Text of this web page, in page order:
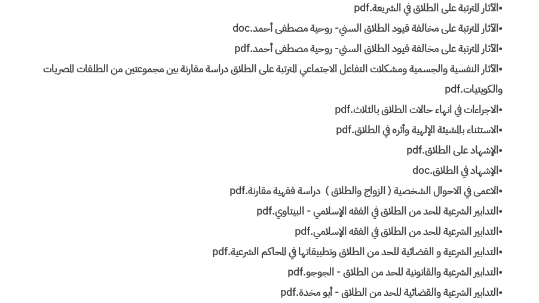
•الآثار المترتبة على الطلاق في الشريعة.pdf
•الآثار المترتبة على مخالفة قيود الطلاق السني- روحية مصطفى أحمد.doc
•الآثار المترتبة على مخالفة قيود الطلاق السني- روحية مصطفى أحمد.pdf
•الآثار النفسية والجسمية ومشكلات التفاعل الاجتماعي المترتبة على الطلاق دراسة مقارنة بين مجموعتين من الطلقات المصريات
والكويتيات.pdf
•الاجراءات في انهاء حالات الطلاق بالثلاث.pdf
•الاستثناء بالمشيئة الإلهية وأثره في الطلاق.pdf
•الإشهاد على الطلاق.pdf
•الإشهاد في الطلاق.doc
•الاعمى في الاحوال الشخصية ( الزواج والطلاق ) دراسة فقهية مقارنة.pdf
•التدابير الشرعية للحد من الطلاق في الفقه الإسلامي - البيتاوي.pdf
•التدابير الشرعية للحد من الطلاق في الفقه الإسلامي.pdf
•التدابير الشرعية و القضائية للحد من الطلاق وتطبيقاتها في المحاكم الشرعية.pdf
•التدابير الشرعية والقانونية للحد من الطلاق - الجوجو.pdf
•التدابير الشرعية والقضائية للحد من الطلاق - أبو مخدة.pdf